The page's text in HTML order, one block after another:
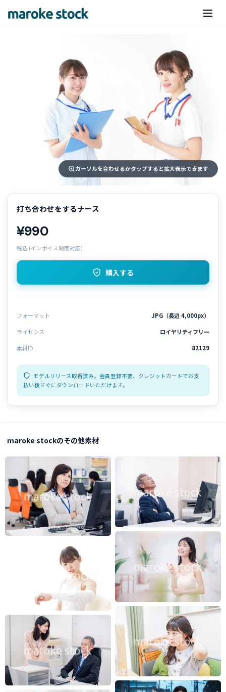
カーソルを合わせるかタップすると拡大表示できます
打ち合わせをするナース
¥990
税込 (インボイス制度対応)
購入する
フォーマット
JPG（長辺 4,000px）
ライセンス
ロイヤリティフリー
素材ID
82129
モデルリリース取得済み。会員登録不要、クレジットカードでお支
払い後すぐにダウンロードいただけます。
maroke stockのその他素材